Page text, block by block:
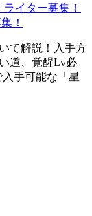
イター募集！
！
て解説！入手方
道、覚醒Lv必
手可能な「星